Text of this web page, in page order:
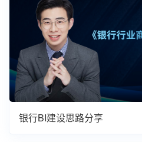
银行BI建设思路分享